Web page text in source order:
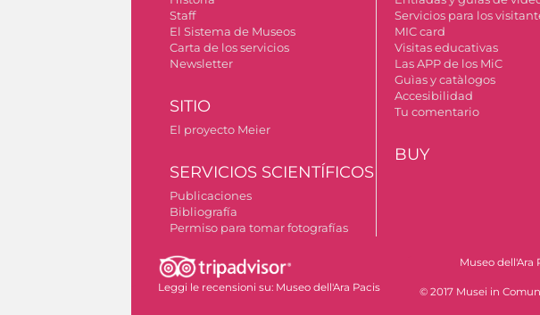
Staff
El Sistema de Museos
Carta de los servicios
Newsletter
SITIO
El proyecto Meier
SERVICIOS SCIENTÍFICOS
Publicaciones
Bibliografía
Permiso para tomar fotografías
Servicios para los
MIC card
Visitas educativas
Las APP de los MiC
Guìas y catàlogos
Accesibilidad
Tu comentario
BUY
Leggi le recensioni su: Museo dell'Ara Pacis
Museo dell'Ara
© 2017 Musei in